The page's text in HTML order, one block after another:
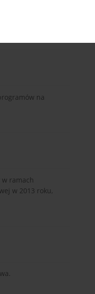
pracy w 2011
na
w ramach
w 2013 roku,